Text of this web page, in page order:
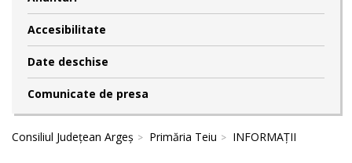
Accesibilitate
Date deschise
Comunicate de presa
Consiliul Județean Argeș Primăria Teiu INFORMAȚII